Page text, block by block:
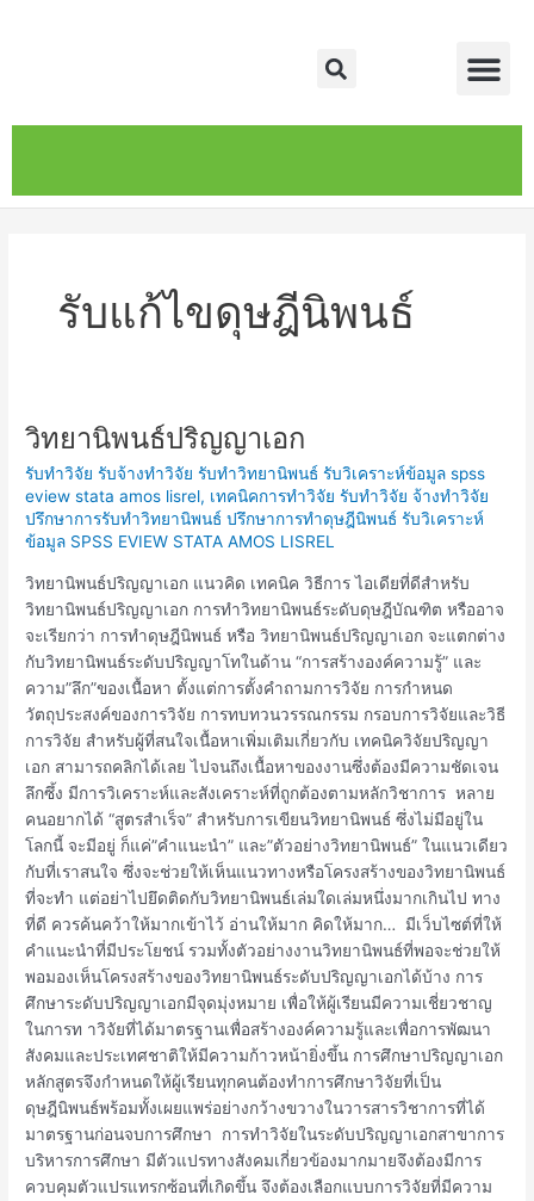
Search
รับแก้ไขดุษฎีนิพนธ์
วิทยานิพนธ์ปริญญาเอก
รับทำวิจัย รับจ้างทำวิจัย รับทำวิทยานิพนธ์ รับวิเคราะห์ข้อมูล spss
eview stata amos lisrel, เทคนิคการทำวิจัย รับทำวิจัย จ้างทำวิจัย
ปรึกษาการรับทำวิทยานิพนธ์ ปรึกษาการทำดุษฎีนิพนธ์ รับวิเคราะห์
ข้อมูล SPSS EVIEW STATA AMOS LISREL
วิทยานิพนธ์ปริญญาเอก แนวคิด เทคนิค วิธีการ ไอเดียที่ดีสำหรับ
วิทยานิพนธ์ปริญญาเอก การทำวิทยานิพนธ์ระดับดุษฎีบัณฑิต หรืออาจ
จะเรียกว่า การทำดุษฎีนิพนธ์ หรือ วิทยานิพนธ์ปริญญาเอก จะแตกต่าง
กับวิทยานิพนธ์ระดับปริญญาโทในด้าน “การสร้างองค์ความรู้” และ
ความ”ลึก”ของเนื้อหา ตั้งแต่การตั้งคำถามการวิจัย การกำหนด
วัตถุประสงค์ของการวิจัย การทบทวนวรรณกรรม กรอบการวิจัยและวิธี
การวิจัย สำหรับผู้ที่สนใจเนื้อหาเพิ่มเติมเกี่ยวกับ เทคนิควิจัยปริญญา
เอก สามารถคลิกได้เลย ไปจนถึงเนื้อหาของงานซึ่งต้องมีความชัดเจน
ลึกซึ้ง มีการวิเคราะห์และสังเคราะห์ที่ถูกต้องตามหลักวิชาการ หลาย
คนอยากได้ “สูตรสำเร็จ” สำหรับการเขียนวิทยานิพนธ์ ซึ่งไม่มีอยู่ใน
โลกนี้ จะมีอยู่ ก็แค่”คำแนะนำ” และ”ตัวอย่างวิทยานิพนธ์” ในแนวเดียว
กับที่เราสนใจ ซึ่งจะช่วยให้เห็นแนวทางหรือโครงสร้างของวิทยานิพนธ์
ที่จะทำ แต่อย่าไปยึดติดกับวิทยานิพนธ์เล่มใดเล่มหนึ่งมากเกินไป ทาง
ที่ดี ควรค้นคว้าให้มากเข้าไว้ อ่านให้มาก คิดให้มาก… มีเว็บไซต์ที่ให้
คำแนะนำที่มีประโยชน์ รวมทั้งตัวอย่างงานวิทยานิพนธ์ที่พอจะช่วยให้
พอมองเห็นโครงสร้างของวิทยานิพนธ์ระดับปริญญาเอกได้บ้าง การ
ศึกษาระดับปริญญาเอกมีจุดมุ่งหมาย เพื่อให้ผู้เรียนมีความเชี่ยวชาญ
ในการท าวิจัยที่ได้มาตรฐานเพื่อสร้างองค์ความรู้และเพื่อการพัฒนา
สังคมและประเทศชาติให้มีความก้าวหน้ายิ่งขึ้น การศึกษาปริญญาเอก
หลักสูตรจึงกำหนดให้ผู้เรียนทุกคนต้องทำการศึกษาวิจัยที่เป็น
ดุษฎีนิพนธ์พร้อมทั้งเผยแพร่อย่างกว้างขวางในวารสารวิชาการที่ได้
มาตรฐานก่อนจบการศึกษา การทำวิจัยในระดับปริญญาเอกสาขาการ
บริหารการศึกษา มีตัวแปรทางสังคมเกี่ยวข้องมากมายจึงต้องมีการ
ควบคุมตัวแปรแทรกซ้อนที่เกิดขึ้น จึงต้องเลือกแบบการวิจัยที่มีความ
วิทยานิพนธ์
เอก